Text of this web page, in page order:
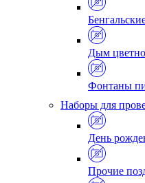
Дым
Фонтаны
Наборы для
День
Прочие